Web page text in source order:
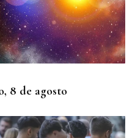
8 de agosto